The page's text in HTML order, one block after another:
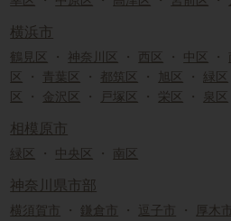
横浜市
鶴見区 ・ 神奈川区 ・ 西区 ・ 中区 ・
区
・ 青葉区 ・ 都筑区 ・ 旭区 ・ 緑区
区
・ 金沢区 ・ 戸塚区 ・ 栄区 ・ 泉区
相模原市
緑区 ・ 中央区 ・ 南区
神奈川県市部
横須賀市 ・ 鎌倉市 ・ 逗子市 ・ 厚木市